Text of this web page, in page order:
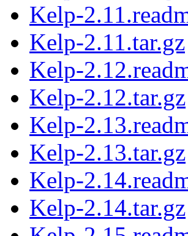
Kelp-
Kelp-2.11.tar.gz
Kelp-
Kelp-2.12.tar.gz
Kelp-
Kelp-2.13.tar.gz
Kelp-
Kelp-2.14.tar.gz